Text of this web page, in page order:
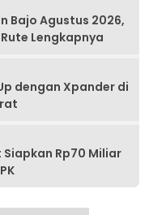
Bajo Agustus 2026,
Lengkapnya
dengan Xpander di
Rp70 Miliar